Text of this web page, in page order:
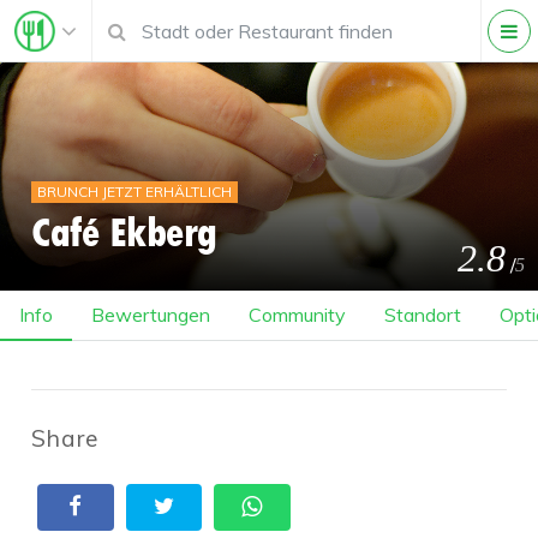
BRUNCH JETZT ERHÄLTLICH
Café Ekberg 2.8 /5
Info Bewertungen Community Standort
Share